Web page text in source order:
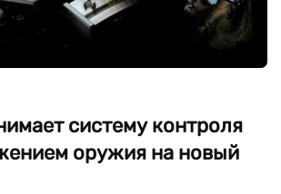
систему контроля
оружия на новый